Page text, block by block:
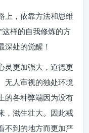
上，依靠方法和思维
这样的自我修炼的方
深处的觉醒！
灵更加强大，道德更
无人审视的独处环境
的各种弊端因为没有
，滋生壮大。因此戒
不到的地方而更加严